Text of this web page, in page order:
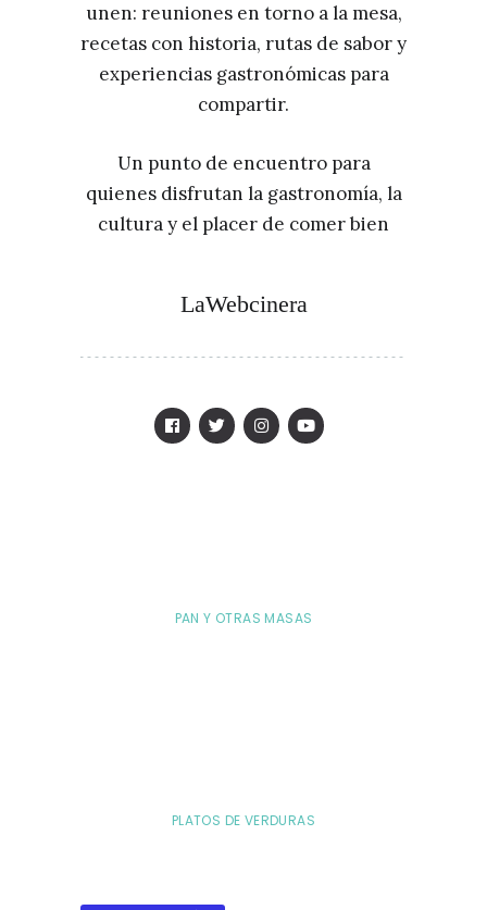
unen: reuniones en torno a la mesa,
recetas con historia, rutas de sabor y
experiencias gastronómicas para
compartir.
Un punto de encuentro para
quienes disfrutan la gastronomía, la
cultura y el placer de comer bien
LaWebcinera
PAN Y OTRAS MASAS
PLATOS DE VERDURAS